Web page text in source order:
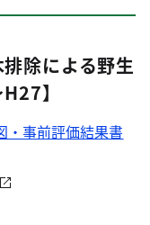
除による野生
】
・事前評価結果書